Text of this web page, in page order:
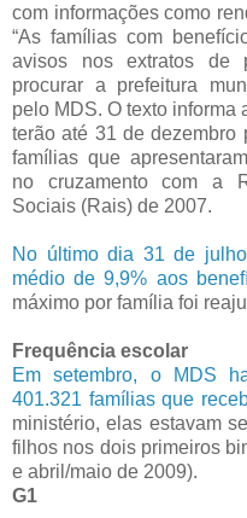
com informações como
“As famílias com
avisos nos extratos de
procurar a prefeitura
pelo MDS. O texto
terão até 31 de dezembro
famílias que
no cruzamento com a
Sociais (Rais) de 2007.
No último dia 31 de
médio de 9,9% aos
máximo por família foi
Frequência escolar
Em setembro, o MDS
401.321 famílias que
ministério, elas estavam
filhos nos dois primeiros
e abril/maio de 2009).
G1